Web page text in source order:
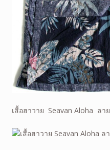
เสื้อฮาวาย Seavan Aloha ลาย